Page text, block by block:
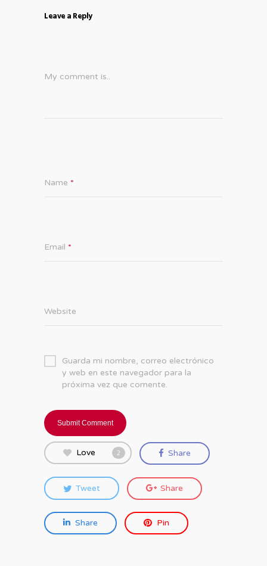
Leave a Reply
My comment is..
Name *
Email *
Website
Guarda mi nombre, correo electrónico
y web en este navegador para la
próxima vez que comente.
Love 2 Share
Tweet Share
Share Pin